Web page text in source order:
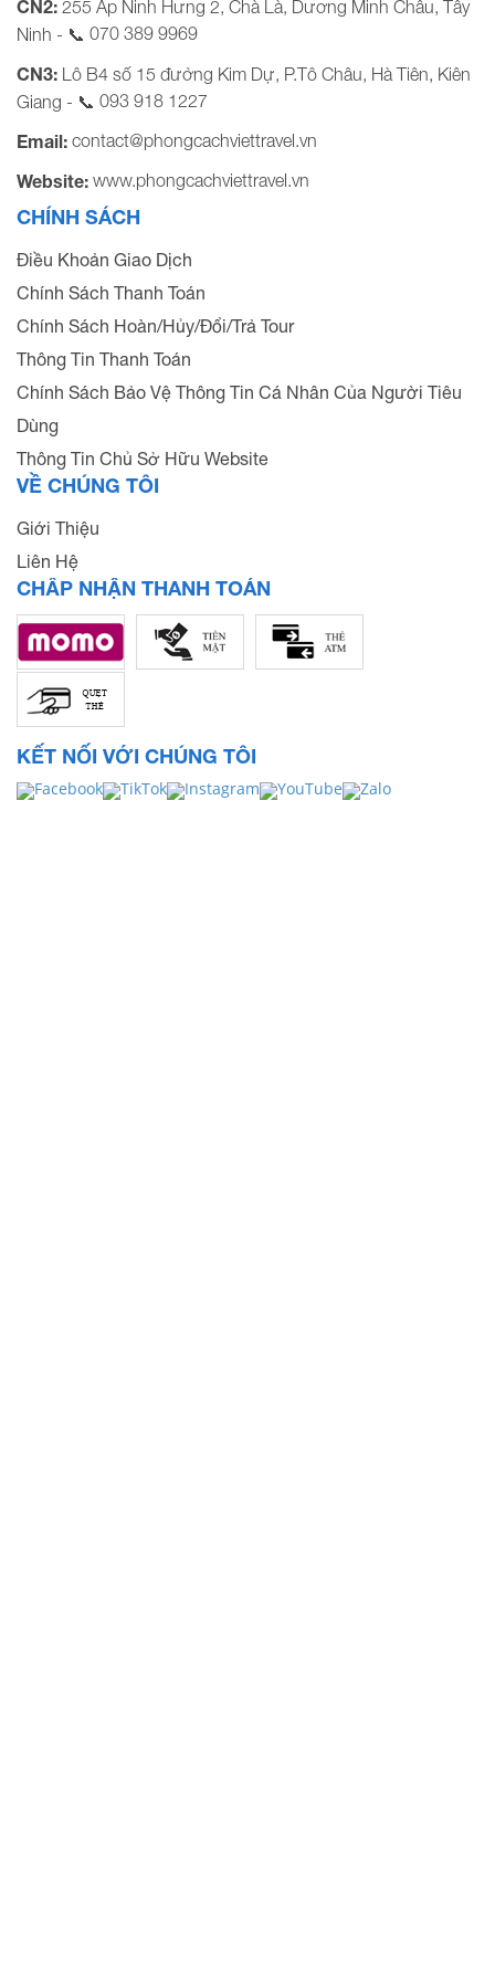
CN2: 255 Ấp Ninh Hưng 2, Chà Là, Dương Minh Châu, Tây
Ninh - 📞 070 389 9969
CN3:
Lô B4 số 15 đường Kim Dự, P.Tô Châu, Hà Tiên, Kiên
Giang - 📞 093 918 1227
Email: contact@phongcachviettravel.vn
Website: www.phongcachviettravel.vn
CHÍNH SÁCH
Điều Khoản Giao Dịch
Chính Sách Thanh Toán
Chính Sách Hoàn/Hủy/Đổi/Trả Tour
Thông Tin Thanh Toán
Chính Sách Bảo Vệ Thông Tin Cá Nhân Của Người Tiêu
Dùng
Thông Tin Chủ Sở Hữu Website
VỀ CHÚNG TÔI
Giới Thiệu
Liên Hệ
CHẤP NHẬN THANH TOÁN
KẾT NỐI VỚI CHÚNG TÔI